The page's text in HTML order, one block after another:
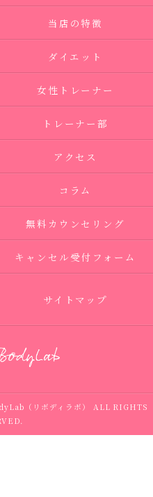
当店の特徴
ダイエット
女性トレーナー
トレーナー部
アクセス
コラム
無料カウンセリング
キャンセル受付フォーム
サイトマップ
（リボディラボ） ALL RIGHTS